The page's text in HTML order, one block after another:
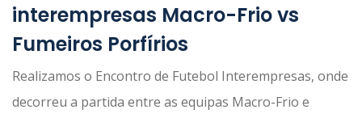
interempresas Macro-Frio vs
Fumeiros Porfírios
Realizamos o Encontro de Futebol Interempresas, onde
decorreu a partida entre as equipas Macro-Frio e